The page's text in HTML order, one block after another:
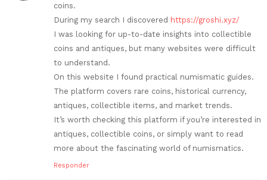
coins.
During my search I discovered https://groshi.xyz/
I was looking for up-to-date insights into collectible
coins and antiques, but many websites were difficult
to understand.
On this website I found practical numismatic guides.
The platform covers rare coins, historical currency,
antiques, collectible items, and market trends.
It’s worth checking this platform if you’re interested in
antiques, collectible coins, or simply want to read
more about the fascinating world of numismatics.
Responder